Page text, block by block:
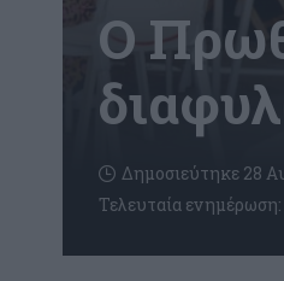
Ο
Τελευταία
Δημοσιεύτηκε 28